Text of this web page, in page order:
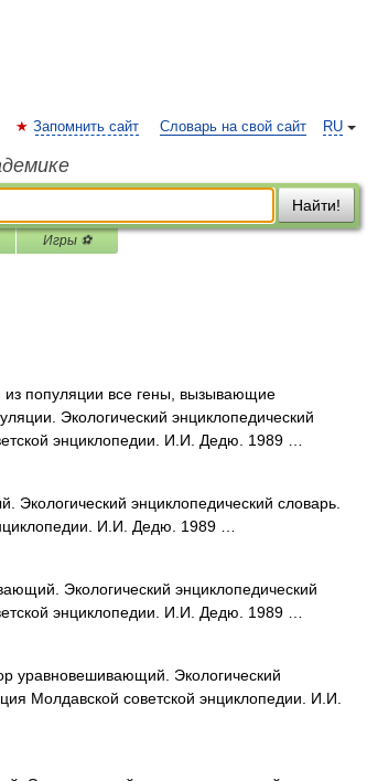
RU
Запомнить сайт Словарь на свой сайт
Найти!
Игры ⚽
популяции все гены, вызывающие
Экологический энциклопедический
энциклопедии. И.И. Дедю. 1989 …
энциклопедический словарь.
И.И. Дедю. 1989 …
Экологический энциклопедический
энциклопедии. И.И. Дедю. 1989 …
уравновешивающий. Экологический
Молдавской советской энциклопедии. И.И.